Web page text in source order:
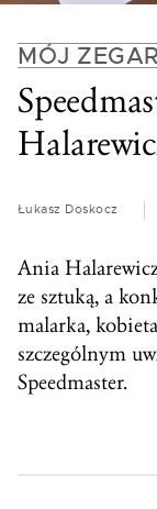
MÓJ
Łukasz Doskocz
Ania Halarewicz
ze sztuką, a
malarka,
szczególnym
Speedmaster.